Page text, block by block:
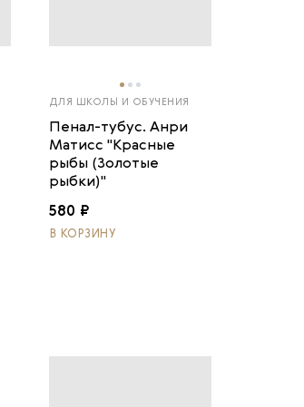
ДЛЯ ШКОЛЫ И ОБУЧЕНИЯ
Пенал-тубус. Анри
Матисс "Красные
рыбы (Золотые
рыбки)"
580 ₽
В КОРЗИНУ